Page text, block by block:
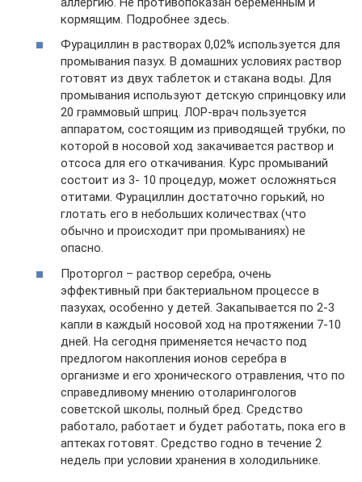
кормящим. Подробнее здесь.
Фурациллин в растворах 0,02% используется для
промывания пазух. В домашних условиях раствор
готовят из двух таблеток и стакана воды. Для
промывания используют детскую спринцовку или
20 граммовый шприц. ЛОР-врач пользуется
аппаратом, состоящим из приводящей трубки, по
которой в носовой ход закачивается раствор и
отсоса для его откачивания. Курс промываний
состоит из 3- 10 процедур, может осложняться
отитами. Фурациллин достаточно горький, но
глотать его в небольших количествах (что
обычно и происходит при промываниях) не
опасно.
Проторгол – раствор серебра, очень
эффективный при бактериальном процессе в
пазухах, особенно у детей. Закапывается по 2-3
капли в каждый носовой ход на протяжении 7-10
дней. На сегодня применяется нечасто под
предлогом накопления ионов серебра в
организме и его хронического отравления, что по
справедливому мнению отоларингологов
советской школы, полный бред. Средство
работало, работает и будет работать, пока его в
аптеках готовят. Средство годно в течение 2
недель при условии хранения в холодильнике.